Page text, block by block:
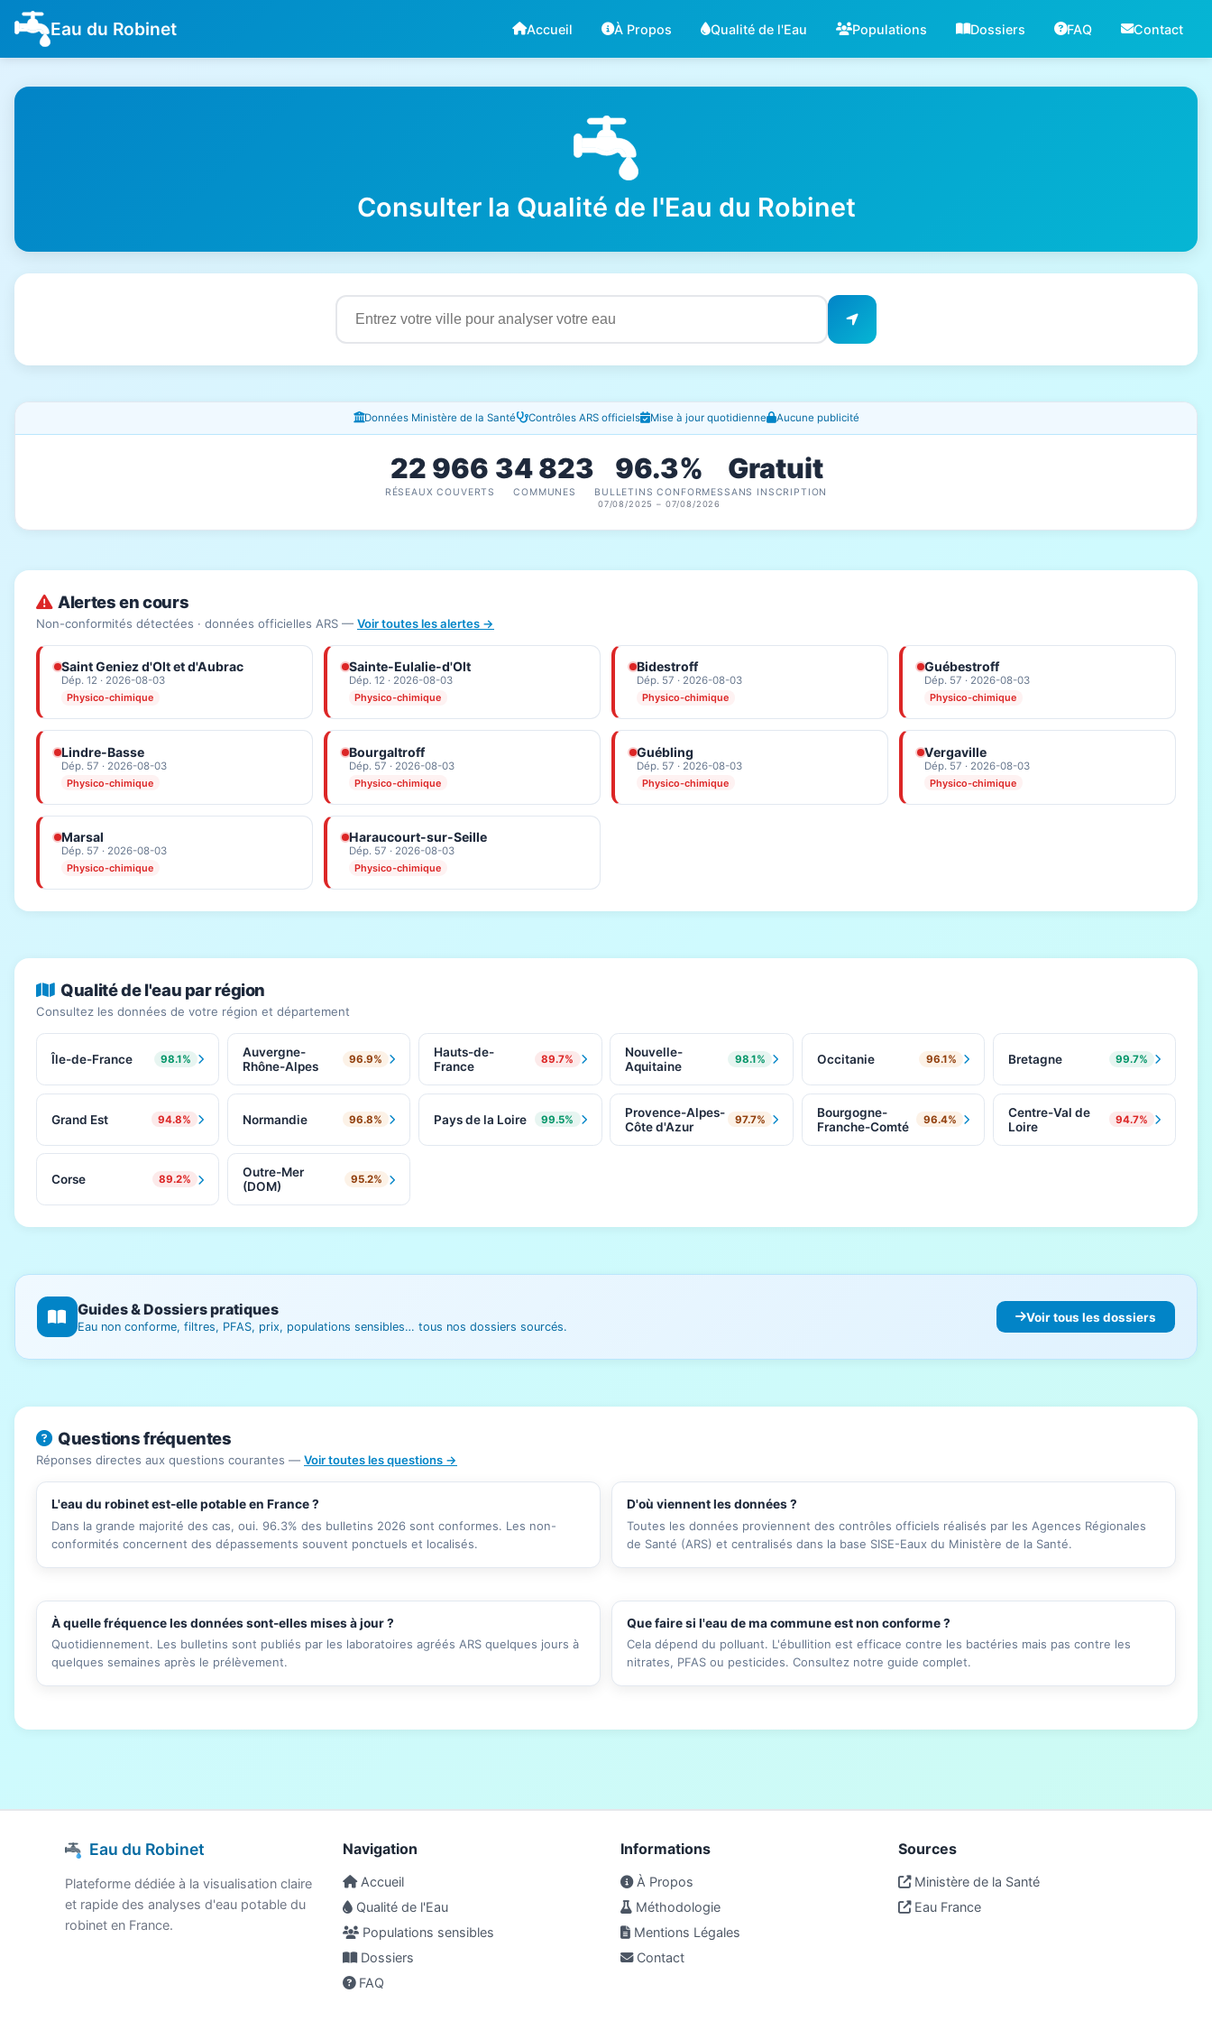
Eau du Robinet Accueil À Propos Qualité de l'Eau Populations Dossiers FAQ Contact
Consulter la Qualité de l'Eau du Robinet
Résultats de qualité de l'eau
Fenêtres d'information Données Ministère de la Santé Contrôles ARS officiels Mise à jour quotidienne Aucune publicité
22 966
RÉSEAUX COUVERTS
34 823
COMMUNES
96.3%
BULLETINS CONFORMES
07/08/2025 – 07/08/2026
Gratuit
SANS INSCRIPTION
Alertes en cours
Non-conformités détectées · données officielles ARS — Voir toutes les alertes →
Saint Geniez d'Olt et d'Aubrac
Dép. 12 · 2026-08-03
Physico-chimique
Sainte-Eulalie-d'Olt
Dép. 12 · 2026-08-03
Physico-chimique
Bidestroff
Dép. 57 · 2026-08-03
Physico-chimique
Guébestroff
Dép. 57 · 2026-08-03
Physico-chimique
Lindre-Basse
Dép. 57 · 2026-08-03
Physico-chimique
Bourgaltroff
Dép. 57 · 2026-08-03
Physico-chimique
Guébling
Dép. 57 · 2026-08-03
Physico-chimique
Vergaville
Dép. 57 · 2026-08-03
Physico-chimique
Marsal
Dép. 57 · 2026-08-03
Physico-chimique
Haraucourt-sur-Seille
Dép. 57 · 2026-08-03
Physico-chimique
Qualité de l'eau par région
Consultez les données de votre région et département
Île-de-France 98.1%
Auvergne-
Rhône-Alpes
96.9%
Hauts-de-
France
89.7%
Nouvelle-
Aquitaine
98.1% Occitanie 96.1% Bretagne 99.7%
Grand Est 94.8% Normandie 96.8% Pays de la Loire 99.5%
Provence-Alpes-
Côte d'Azur
97.7%
Bourgogne-
Franche-Comté
96.4%
Centre-Val de
Loire
94.7%
Corse 89.2%
Outre-Mer
(DOM)
95.2%
Guides & Dossiers pratiques
Eau non conforme, filtres, PFAS, prix, populations sensibles… tous nos dossiers sourcés.
Voir tous les dossiers
Questions fréquentes
Réponses directes aux questions courantes — Voir toutes les questions →
L'eau du robinet est-elle potable en France ?
Dans la grande majorité des cas, oui. 96.3% des bulletins 2026 sont conformes. Les non-
conformités concernent des dépassements souvent ponctuels et localisés.
D'où viennent les données ?
Toutes les données proviennent des contrôles officiels réalisés par les Agences Régionales
de Santé (ARS) et centralisés dans la base SISE-Eaux du Ministère de la Santé.
À quelle fréquence les données sont-elles mises à jour ?
Quotidiennement. Les bulletins sont publiés par les laboratoires agréés ARS quelques jours à
quelques semaines après le prélèvement.
Que faire si l'eau de ma commune est non conforme ?
Cela dépend du polluant. L'ébullition est efficace contre les bactéries mais pas contre les
nitrates, PFAS ou pesticides. Consultez notre guide complet.
Eau du Robinet
Plateforme dédiée à la visualisation claire
et rapide des analyses d'eau potable du
robinet en France.
Navigation
Accueil
Qualité de l'Eau
Populations sensibles
Dossiers
FAQ
Informations
À Propos
Méthodologie
Mentions Légales
Contact
Sources
Ministère de la Santé
Eau France